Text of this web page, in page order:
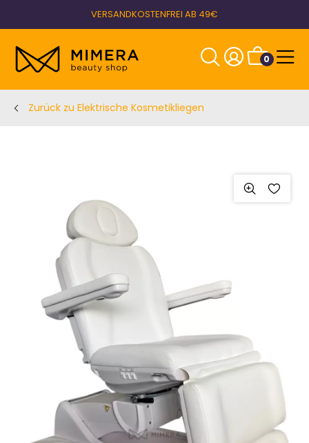
VERSANDKOSTENFREI AB 49€
0
Zurück zu Elektrische Kosmetikliegen